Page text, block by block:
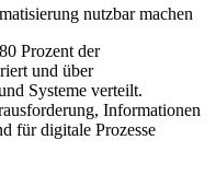
nutzbar machen
Prozent der
und über
Systeme verteilt.
Informationen
für digitale Prozesse